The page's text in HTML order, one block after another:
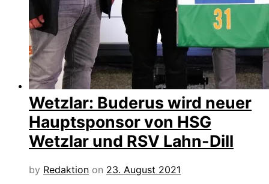
Wetzlar: Buderus wird neuer
Hauptsponsor von HSG
Wetzlar und RSV Lahn-Dill
by Redaktion on 23. August 2021